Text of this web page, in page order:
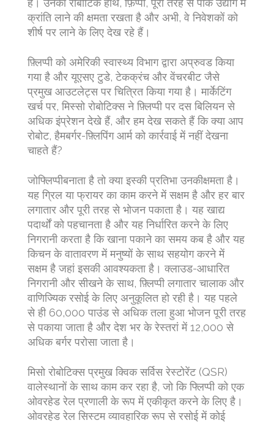
है। उनका रोबोटिक हाथ, फ़िप्पी, पूरी तरह से पाक उद्योग में
क्रांति लाने की क्षमता रखता है और अभी, वे निवेशकों को
शीर्ष पर लाने के लिए देख रहे हैं।
फ़्लिप्पी को अमेरिकी स्वास्थ्य विभाग द्वारा अप्रुवड किया
गया है और यूएसए टुडे, टेकक्रंच और वेंचरबीट जैसे
प्रमुख आउटलेट्स पर चित्रित किया गया है। मार्केटिंग
खर्च पर, मिस्सो रोबोटिक्स ने फ़्लिप्पी पर दस बिलियन से
अधिक इंप्रेशन देखे हैं, और हम देख सकते हैं कि क्या आप
रोबोट, हैमबर्गर-फ़्लिपिंग आर्म को कार्रवाई में नहीं देखना
चाहते हैं?
जोफ्लिप्पीबनाता है तो क्या इस्की प्रतिभा उनकीक्षमता है।
यह ग्रिल या फ्रायर का काम करने में सक्षम है और हर बार
लगातार और पूरी तरह से भोजन पकाता है। यह खाद्य
पदार्थों को पहचानता है और यह निर्धारित करने के लिए
निगरानी करता है कि खाना पकाने का समय कब है और यह
किचन के वातावरण में मनुष्यों के साथ सहयोग करने में
सक्षम है जहां इसकी आवश्यकता है। क्लाउड-आधारित
निगरानी और सीखने के साथ, फ़्लिप्पी लगातार चालाक और
वाणिज्यिक रसोई के लिए अनुकूलित हो रही है। यह पहले
से ही 60,000 पाउंड से अधिक तला हुआ भोजन पूरी तरह
से पकाया जाता है और देश भर के रेस्तरां में 12,000 से
अधिक बर्गर परोसा जाता है।
मिसो रोबोटिक्स प्रमुख क्विक सर्विस रेस्टोरेंट (QSR)
वालेस्थानों के साथ काम कर रहा है, जो कि फ्लिप्पी को एक
ओवरहेड रेल प्रणाली के रूप में एकीकृत करने के लिए है।
ओवरहेड रेल सिस्टम व्यावहारिक रूप से रसोई में कोई